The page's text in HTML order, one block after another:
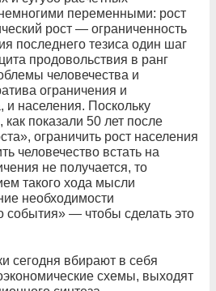
переменными: рост
рост — ограниченность
последнего тезиса один шаг
продовольствия в ранг
человечества и
ограничения и
и населения. Поскольку
показали 50 лет после
ограничить рост населения
человечество встать на
не получается, то
такого хода мысли
необходимости
— чтобы сделать это
сегодня вбирают в себя
схемы, выходят